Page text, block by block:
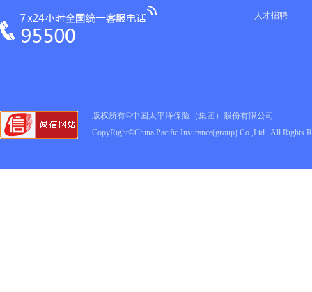
人才招聘
版权所有©中国太平洋保险（集团）股份有限公司
CopyRight©China Pacific Insurance(group) Co.,Ltd.. All Rights